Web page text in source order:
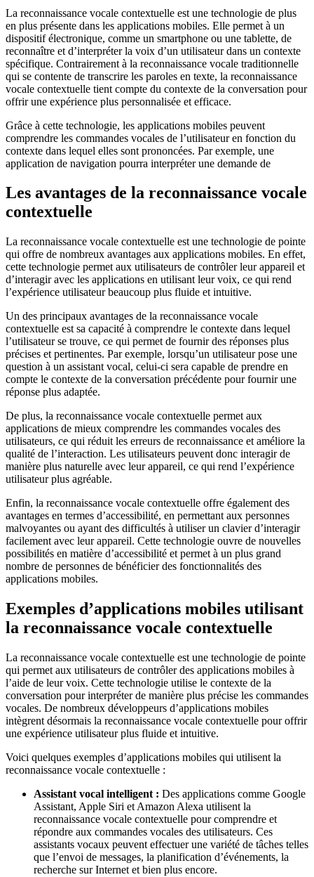
La reconnaissance vocale contextuelle est une technologie de plus
en plus présente dans les applications mobiles. Elle permet à un
dispositif électronique, comme un smartphone ou une tablette, de
reconnaître et d’interpréter la voix d’un utilisateur dans un contexte
spécifique. Contrairement à la reconnaissance vocale traditionnelle
qui se contente de transcrire les paroles en texte, la reconnaissance
vocale contextuelle tient compte du contexte de la conversation pour
offrir une expérience plus personnalisée et efficace.
Grâce à cette technologie, les applications mobiles peuvent
comprendre les commandes vocales de l’utilisateur en fonction du
contexte dans lequel elles sont prononcées. Par exemple, une
application de navigation pourra interpréter une demande de
Les avantages de la reconnaissance vocale
contextuelle
La reconnaissance vocale contextuelle est une technologie de pointe
qui offre de nombreux avantages aux applications mobiles. En effet,
cette technologie permet aux utilisateurs de contrôler leur appareil et
d’interagir avec les applications en utilisant leur voix, ce qui rend
l’expérience utilisateur beaucoup plus fluide et intuitive.
Un des principaux avantages de la reconnaissance vocale
contextuelle est sa capacité à comprendre le contexte dans lequel
l’utilisateur se trouve, ce qui permet de fournir des réponses plus
précises et pertinentes. Par exemple, lorsqu’un utilisateur pose une
question à un assistant vocal, celui-ci sera capable de prendre en
compte le contexte de la conversation précédente pour fournir une
réponse plus adaptée.
De plus, la reconnaissance vocale contextuelle permet aux
applications de mieux comprendre les commandes vocales des
utilisateurs, ce qui réduit les erreurs de reconnaissance et améliore la
qualité de l’interaction. Les utilisateurs peuvent donc interagir de
manière plus naturelle avec leur appareil, ce qui rend l’expérience
utilisateur plus agréable.
Enfin, la reconnaissance vocale contextuelle offre également des
avantages en termes d’accessibilité, en permettant aux personnes
malvoyantes ou ayant des difficultés à utiliser un clavier d’interagir
facilement avec leur appareil. Cette technologie ouvre de nouvelles
possibilités en matière d’accessibilité et permet à un plus grand
nombre de personnes de bénéficier des fonctionnalités des
applications mobiles.
Exemples d’applications mobiles utilisant
la reconnaissance vocale contextuelle
La reconnaissance vocale contextuelle est une technologie de pointe
qui permet aux utilisateurs de contrôler des applications mobiles à
l’aide de leur voix. Cette technologie utilise le contexte de la
conversation pour interpréter de manière plus précise les commandes
vocales. De nombreux développeurs d’applications mobiles
intègrent désormais la reconnaissance vocale contextuelle pour offrir
une expérience utilisateur plus fluide et intuitive.
Voici quelques exemples d’applications mobiles qui utilisent la
reconnaissance vocale contextuelle :
Assistant vocal intelligent : Des applications comme Google
Assistant, Apple Siri et Amazon Alexa utilisent la
reconnaissance vocale contextuelle pour comprendre et
répondre aux commandes vocales des utilisateurs. Ces
assistants vocaux peuvent effectuer une variété de tâches telles
que l’envoi de messages, la planification d’événements, la
recherche sur Internet et bien plus encore.